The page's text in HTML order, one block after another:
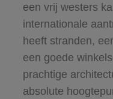
een vrij westers
internationale
heeft stranden,
een goede
prachtige
absolute